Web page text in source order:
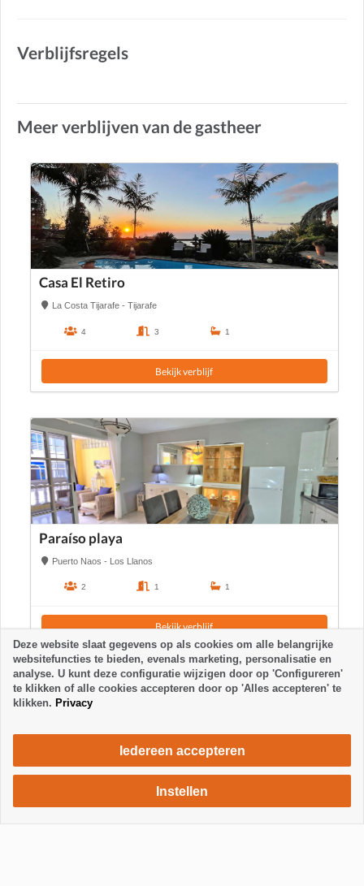
Verblijfsregels
Meer verblijven van de gastheer
Casa El Retiro
La Costa Tijarafe - Tijarafe
4 3 1
Bekijk verblijf
Paraíso playa
Puerto Naos - Los Llanos
2 1 1
Bekijk verblijf
420 €/ week
Deze website slaat gegevens op als cookies om alle belangrijke
websitefuncties te bieden, evenals marketing, personalisatie en
analyse. U kunt deze configuratie wijzigen door op 'Configureren'
te klikken of alle cookies accepteren door op 'Alles accepteren' te
klikken. Privacy
Iedereen accepteren
Instellen